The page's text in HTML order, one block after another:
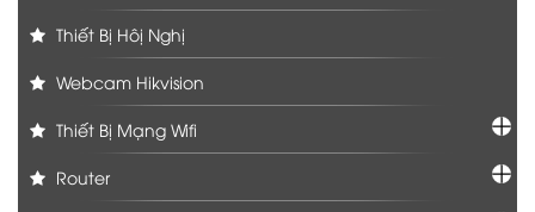
Thiết Bị Hôị Nghị
Webcam Hikvision
Thiết Bị Mạng Wifi
Router